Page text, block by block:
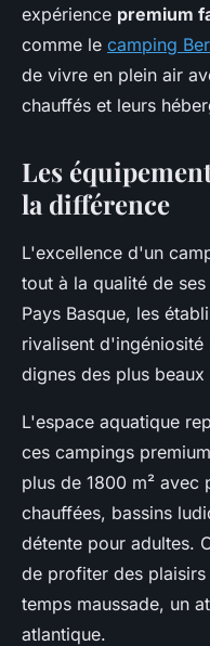
expérience premium
comme le camping
de vivre en plein air
chauffés et leurs
Les
la différence
L'excellence d'un
tout à la qualité de
Pays Basque, les
rivalisent
dignes des plus beaux
L'espace aquatique
ces campings
plus de 1800 m² avec
chauffées, bassins
détente pour adultes.
de profiter des
temps maussade, un
atlantique.